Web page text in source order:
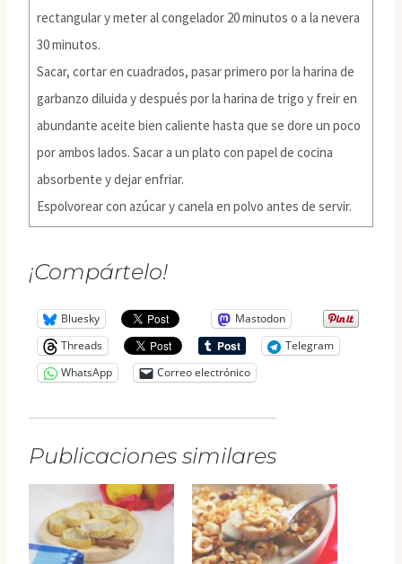
rectangular y meter al congelador 20 minutos o a la nevera
30 minutos.
Sacar, cortar en cuadrados, pasar primero por la harina de
garbanzo diluida y después por la harina de trigo y freir en
abundante aceite bien caliente hasta que se dore un poco
por ambos lados. Sacar a un plato con papel de cocina
absorbente y dejar enfriar.
Espolvorear con azúcar y canela en polvo antes de servir.
¡Compártelo!
Bluesky
Mastodon
Threads
Telegram
WhatsApp
Correo electrónico
Publicaciones similares